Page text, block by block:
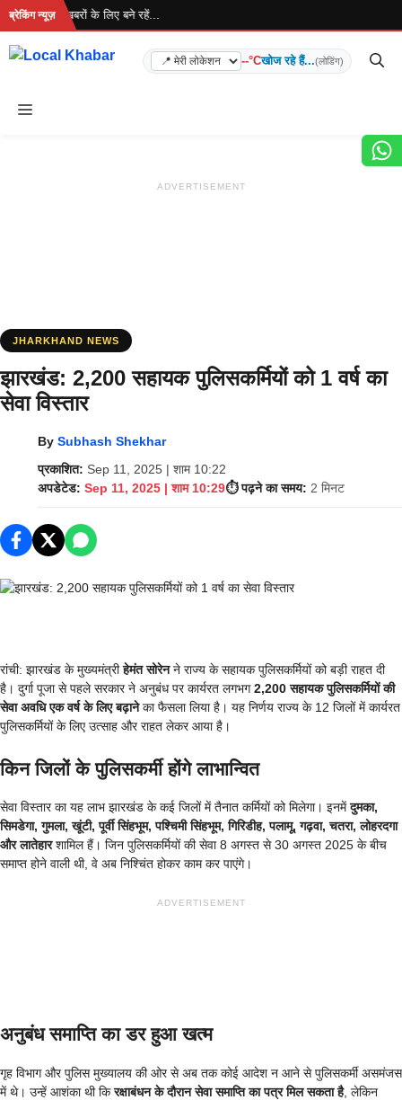
Skip
content
ब्रेकिंग न्यूज़
है... ताज़ा खबरों के लिए बने रहें...
--°Cखोज रहे हैं...(लोडिंग)
Menu
ADVERTISEMENT
JHARKHAND NEWS
झारखंड: 2,200 सहायक पुलिसकर्मियों को 1 वर्ष का
सेवा विस्तार
By Subhash Shekhar
प्रकाशित: Sep 11, 2025 | शाम 10:22
अपडेटेड: Sep 11, 2025 | शाम 10:29⏱️ पढ़ने का समय: 2 मिनट
रांची: झारखंड के मुख्यमंत्रीहेमंत सोरेनने राज्य के सहायक पुलिसकर्मियों को बड़ी राहत दी
है। दुर्गा पूजा से पहले सरकार ने अनुबंध पर कार्यरत लगभग2,200 सहायक पुलिसकर्मियों की
सेवा अवधि एक वर्ष के लिए बढ़ानेका फैसला लिया है। यह निर्णय राज्य के 12 जिलों में कार्यरत
पुलिसकर्मियों के लिए उत्साह और राहत लेकर आया है।
किन जिलों के पुलिसकर्मी होंगे लाभान्वित
सेवा विस्तार का यह लाभ झारखंड के कई जिलों में तैनात कर्मियों को मिलेगा। इनमेंदुमका,
सिमडेगा, गुमला, खूंटी, पूर्वी सिंहभूम, पश्चिमी सिंहभूम, गिरिडीह, पलामू, गढ़वा, चतरा, लोहरदगा
और लातेहारशामिल हैं। जिन पुलिसकर्मियों की सेवा 8 अगस्त से 30 अगस्त 2025 के बीच
समाप्त होने वाली थी, वे अब निश्चिंत होकर काम कर पाएंगे।
ADVERTISEMENT
अनुबंध समाप्ति का डर हुआ खत्म
गृह विभाग और पुलिस मुख्यालय की ओर से अब तक कोई आदेश न आने से पुलिसकर्मी असमंजस
में थे। उन्हें आशंका थी किरक्षाबंधन के दौरान सेवा समाप्ति का पत्र मिल सकता है, लेकिन